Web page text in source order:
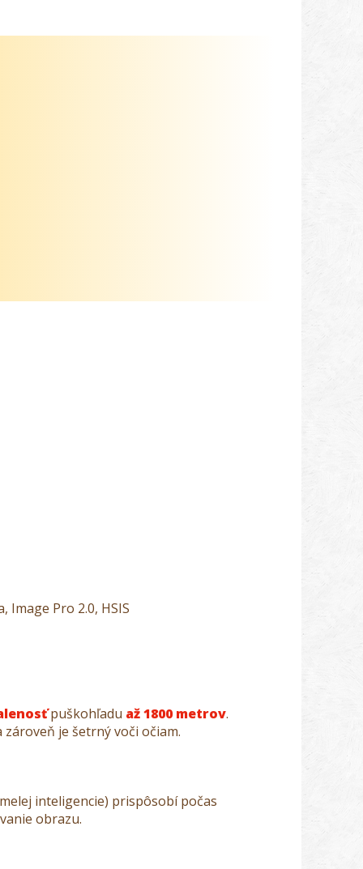
Pro 2.0, HSIS
puškohľadu až 1800 metrov.
je šetrný voči očiam.
inteligencie) prispôsobí počas
obrazu.